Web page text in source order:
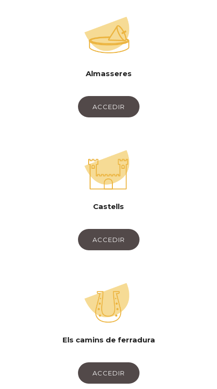
Almasseres
ACCEDIR
Castells
ACCEDIR
Els camins de ferradura
ACCEDIR